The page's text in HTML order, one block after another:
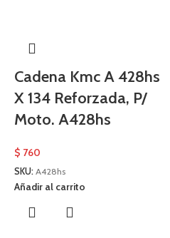
Cadena Kmc A 428hs
X 134 Reforzada, P/
Moto. A428hs
$ 760
SKU: A428hs
Añadir al carrito